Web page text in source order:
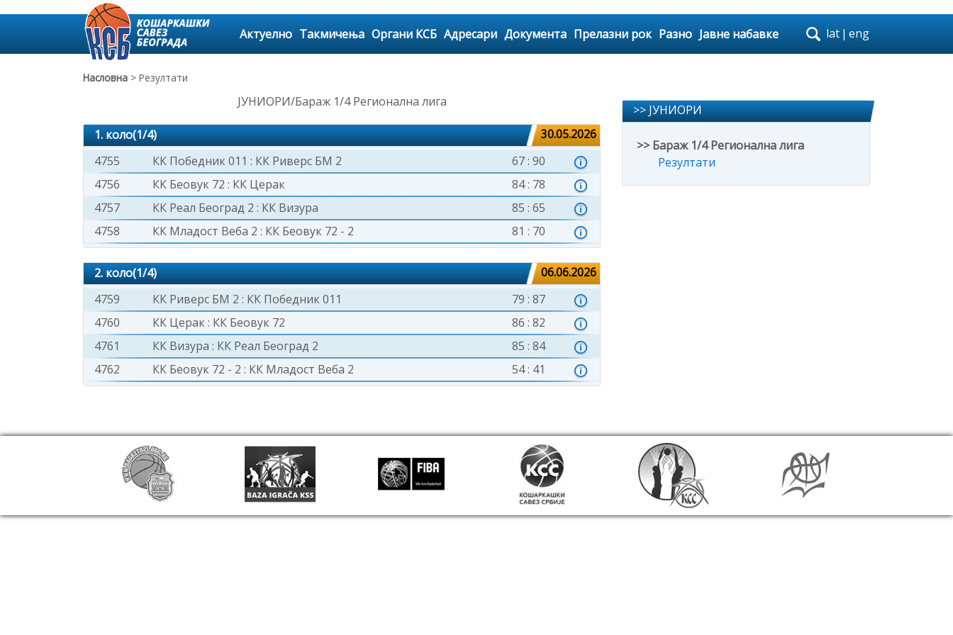
Актуелно Такмичења Органи КСБ Адресари Документа Прелазни рок Разно Јавне набавке lat | eng
Насловна > Резултати
ЈУНИОРИ/Бараж 1/4 Регионална лига
1. коло(1/4) 30.05.2026
4755 КК Победник 011 : КК Риверс БМ 2
67 : 90
4756
КК Беовук 72 : КК Церак
84 : 78
4757
КК Реал Београд 2 : КК Визура
85 : 65
4758
КК Младост Веба 2 : КК Беовук 72 - 2 81 : 70
2. коло(1/4) 06.06.2026
4759 КК Риверс БМ 2 : КК Победник 011
79 : 87
4760
КК Церак : КК Беовук 72
86 : 82
4761
КК Визура : КК Реал Београд 2
85 : 84
4762
КК Беовук 72 - 2 : КК Младост Веба 2 54 : 41
>> ЈУНИОРИ
>> Бараж 1/4 Регионална лига
Резултати